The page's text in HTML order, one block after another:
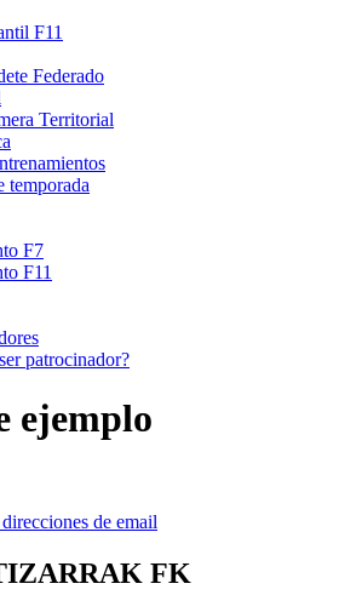
F11
Federado
Territorial
temporada
F7
F11
patrocinador?
ejemplo
de email
FK